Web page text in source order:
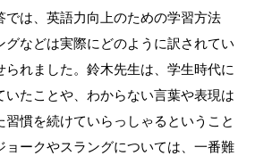
は、英語力向上のための学習方法
グなどは実際にどのように訳されてい
られました。鈴木先生は、学生時代に
いたことや、わからない言葉や表現は
慣を続けていらっしゃるということ
ョークやスラングについては、一番難